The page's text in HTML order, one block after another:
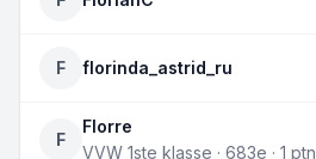
F florinda_astrid_ru
F
Florre
VVW 1ste klasse · 683e · 1 ptn